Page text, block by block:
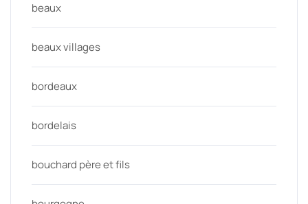
beaux
beaux villages
bordeaux
bordelais
bouchard père et fils